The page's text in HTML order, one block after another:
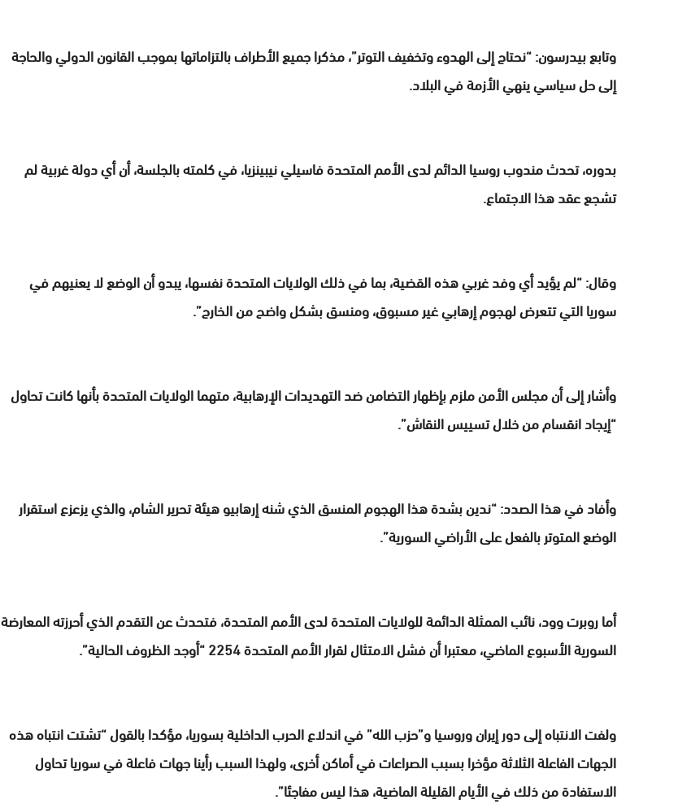
وتابع بيدرسون: “نحتاج إلى الهدوء وتخفيف التوتر”، مذكرا جميع الأطراف بالتزاماتها بموجب القانون الدولي والحاجة
إلى حل سياسي ينهي الأزمة في البلاد.
بدوره، تحدث مندوب روسيا الدائم لدى الأمم المتحدة فاسيلي نيبينزيا، في كلمته بالجلسة، أن أي دولة غربية لم
تشجع عقد هذا الاجتماع.
وقال: “لم يؤيد أي وفد غربي هذه القضية، بما في ذلك الولايات المتحدة نفسها، يبدو أن الوضع لا يعنيهم في
سوريا التي تتعرض لهجوم إرهابي غير مسبوق، ومنسق بشكل واضح من الخارج”.
وأشار إلى أن مجلس الأمن ملزم بإظهار التضامن ضد التهديدات الإرهابية، متهما الولايات المتحدة بأنها كانت تحاول
“إيجاد انقسام من خلال تسييس النقاش”.
وأفاد في هذا الصدد: “ندين بشدة هذا الهجوم المنسق الذي شنه إرهابيو هيئة تحرير الشام، والذي يزعزع استقرار
الوضع المتوتر بالفعل على الأراضي السورية”.
أما روبرت وود، نائب الممثلة الدائمة للولايات المتحدة لدى الأمم المتحدة، فتحدث عن التقدم الذي أحرزته المعارضة
السورية الأسبوع الماضي، معتبرا أن فشل الامتثال لقرار الأمم المتحدة 2254 “أوجد الظروف الحالية”.
ولفت الانتباه إلى دور إيران وروسيا و”حزب الله” في اندلاع الحرب الداخلية بسوريا، مؤكدا بالقول “تشتت انتباه هذه
الجهات الفاعلة الثلاثة مؤخرا بسبب الصراعات في أماكن أخرى، ولهذا السبب رأينا جهات فاعلة في سوريا تحاول
الاستفادة من ذلك في الأيام القليلة الماضية، هذا ليس مفاجئا”.